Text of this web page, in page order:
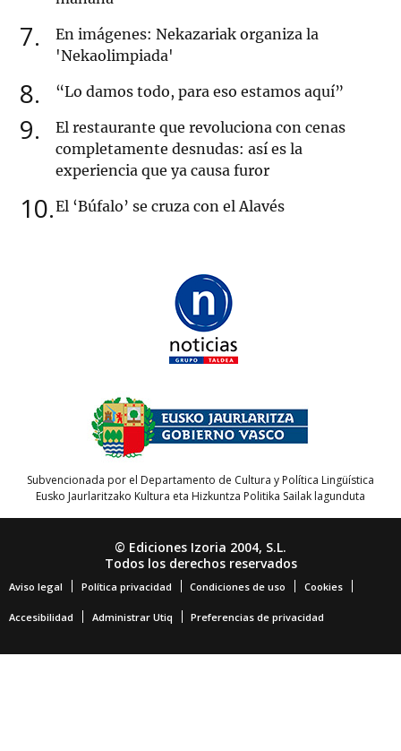
7
En imágenes: Nekazariak organiza la
'Nekaolimpiada'
8 “Lo damos todo, para eso estamos aquí”
9
El restaurante que revoluciona con cenas
completamente desnudas: así es la
experiencia que ya causa furor
10 El ‘Búfalo’ se cruza con el Alavés
Subvencionada por el Departamento de Cultura y Política Lingüística
Eusko Jaurlaritzako Kultura eta Hizkuntza Politika Sailak lagunduta
© Ediciones Izoria 2004, S.L.
Todos los derechos reservados
Aviso legal Política privacidad Condiciones de uso Cookies
Accesibilidad Administrar Utiq Preferencias de privacidad